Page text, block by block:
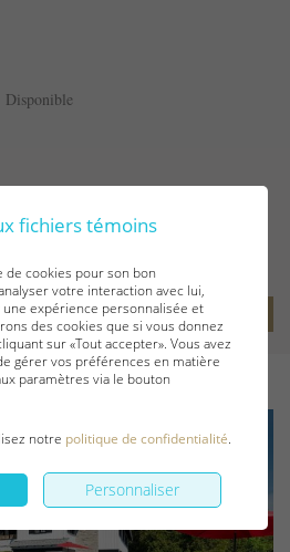
Disponible
Sa terrasse, en retrait de la
intimité tout en vous permettant
Voir les détails
fichiers témoins
de cookies pour son bon
votre interaction avec lui,
expérience personnalisée et
des cookies que si vous donnez
sur «Tout accepter». Vous avez
gérer vos préférences en matière
paramètres via le bouton
notre politique de confidentialité.
Personnaliser